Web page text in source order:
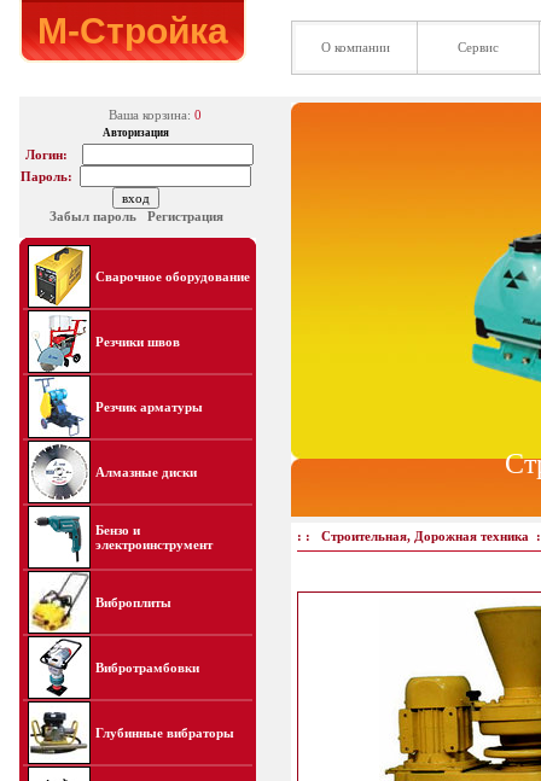
М-Стройка О компании Сервис
Ваша корзина: 0
Авторизация
Логин:
Пароль:
Забыл пароль Регистрация
Сварочное оборудование
Резчики швов
Резчик арматуры
Алмазные диски
Бензо и
электроинструмент
Виброплиты
Вибротрамбовки
Глубинные вибраторы
: : Строительная, Дорожная техника